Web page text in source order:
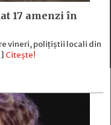
17 amenzi în
vineri, polițiștii locali din
Citește!